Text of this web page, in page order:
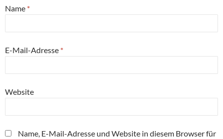
Name *
E-Mail-Adresse *
Website
Name, E-Mail-Adresse und Website in diesem Browser für